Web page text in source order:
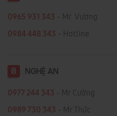
0965 931 343 - Mr Vương
0984 448 343 - Hotline
8 NGHỆ AN
0977 244 343 - Mr Cường
0989 730 343 - Mr Thức